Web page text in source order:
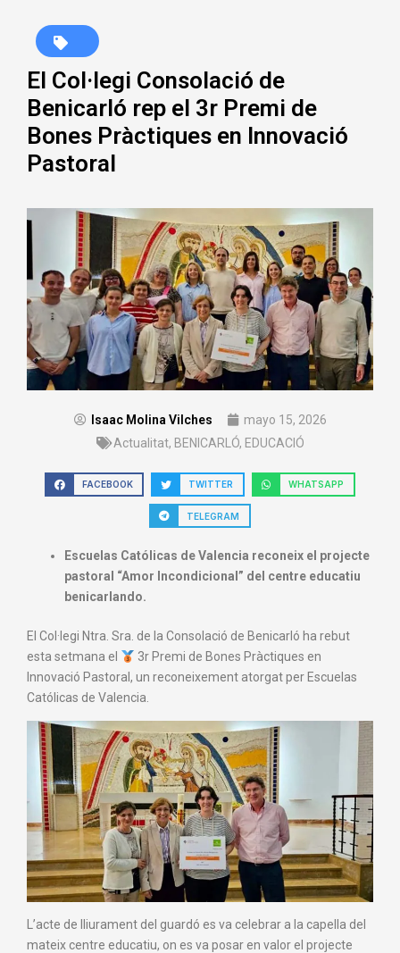
El Col·legi Consolació de
Benicarló rep el 3r Premi de
Bones Pràctiques en Innovació
Pastoral
Isaac Molina Vilches
mayo 15, 2026
Actualitat, BENICARLÓ, EDUCACIÓ
FACEBOOK TWITTER WHATSAPP
TELEGRAM
Escuelas Católicas de Valencia reconeix el projecte
pastoral “Amor Incondicional” del centre educatiu
benicarlando.
El Col·legi Ntra. Sra. de la Consolació de Benicarló ha rebut
esta setmana el
3r Premi de Bones Pràctiques en
Innovació Pastoral, un reconeixement atorgat per Escuelas
Católicas de Valencia.
L’acte de lliurament del guardó es va celebrar a la capella del
mateix centre educatiu, on es va posar en valor el projecte